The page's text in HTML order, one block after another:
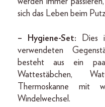
sich das Leben beim
– Hygiene-Set: Dies
verwendeten
besteht aus ein
Wattestäbchen,
Thermoskanne mit
Windelwechsel.